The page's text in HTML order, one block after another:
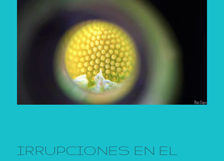
IRRUPCIONES EN EL